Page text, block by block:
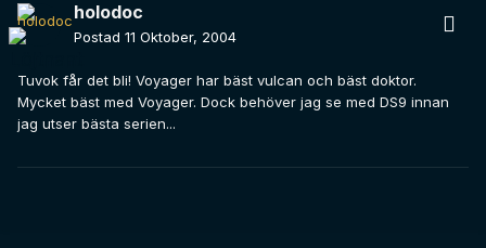
holodoc
Postad 11 Oktober, 2004
Tuvok får det bli! Voyager har bäst vulcan och bäst doktor.
Mycket bäst med Voyager. Dock behöver jag se med DS9 innan
jag utser bästa serien...